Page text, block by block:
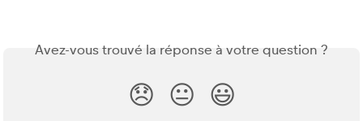
Avez-vous trouvé la réponse à votre question ?
😞 😐 😃